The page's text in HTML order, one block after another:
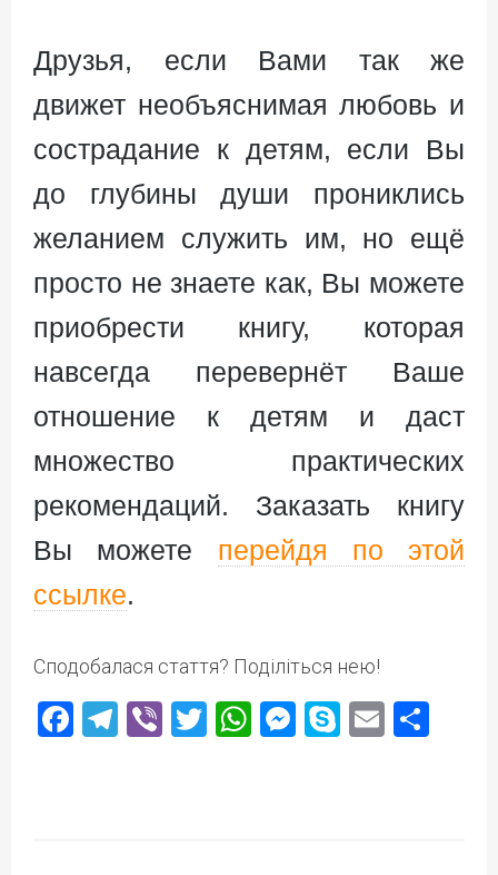
Друзья, если Вами так же
движет необъяснимая любовь и
сострадание к детям, если Вы
до глубины души прониклись
желанием служить им, но ещё
просто не знаете как, Вы можете
приобрести книгу, которая
навсегда перевернёт Ваше
отношение к детям и даст
множество практических
рекомендаций. Заказать книгу
Вы можете перейдя по этой
ссылке.
Сподобалася стаття? Поділіться нею!
Facebook
Telegram
ViberTwitter
WhatsApp
Messenger
Skype
Email